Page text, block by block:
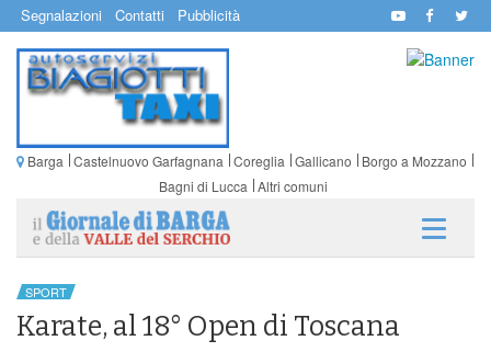
Segnalazioni Contatti Pubblicità
Barga Castelnuovo Garfagnana Coreglia Gallicano
Borgo a Mozzano
Bagni di Lucca Altri comuni
SPORT
Karate, al 18° Open di Toscana